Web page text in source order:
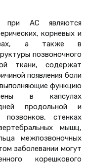
при АС являются
корневых и
а также в
позвоночного
ткани, содержат
появления боли
функцию
в капсулах
продольной и
стенках
мышц,
межпозвоночных
заболевании могут
корешкового